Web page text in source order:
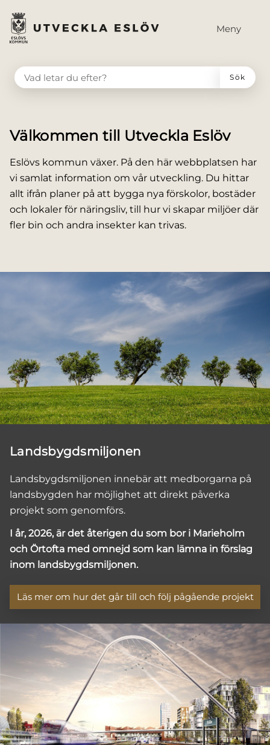
till innehåll
huvudmeny
Meny
VAD LETAR DU EFTER?
Sök
Välkommen till Utveckla Eslöv
Eslövs kommun växer. På den här webbplatsen har
vi samlat information om vår utveckling. Du hittar
allt ifrån planer på att bygga nya förskolor, bostäder
och lokaler för näringsliv, till hur vi skapar miljöer där
fler bin och andra insekter kan trivas.
Landsbygdsmiljonen
Landsbygdsmiljonen innebär att medborgarna på
landsbygden har möjlighet att direkt påverka
projekt som genomförs.
I år, 2026, är det återigen du som bor i Marieholm
och Örtofta med omnejd som kan lämna in förslag
inom landsbygdsmiljonen.
Läs mer om hur det går till och följ pågående projekt